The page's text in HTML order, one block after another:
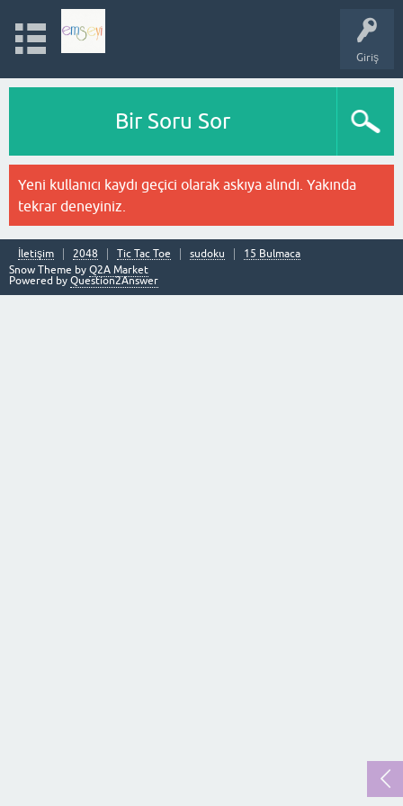
Giriş
Bir Soru Sor
Yeni kullanıcı kaydı geçici olarak askıya alındı. Yakında
tekrar deneyiniz.
İletişim 2048 Tic Tac Toe sudoku
15 Bulmaca
Snow Theme by Q2A Market
Powered by Question2Answer